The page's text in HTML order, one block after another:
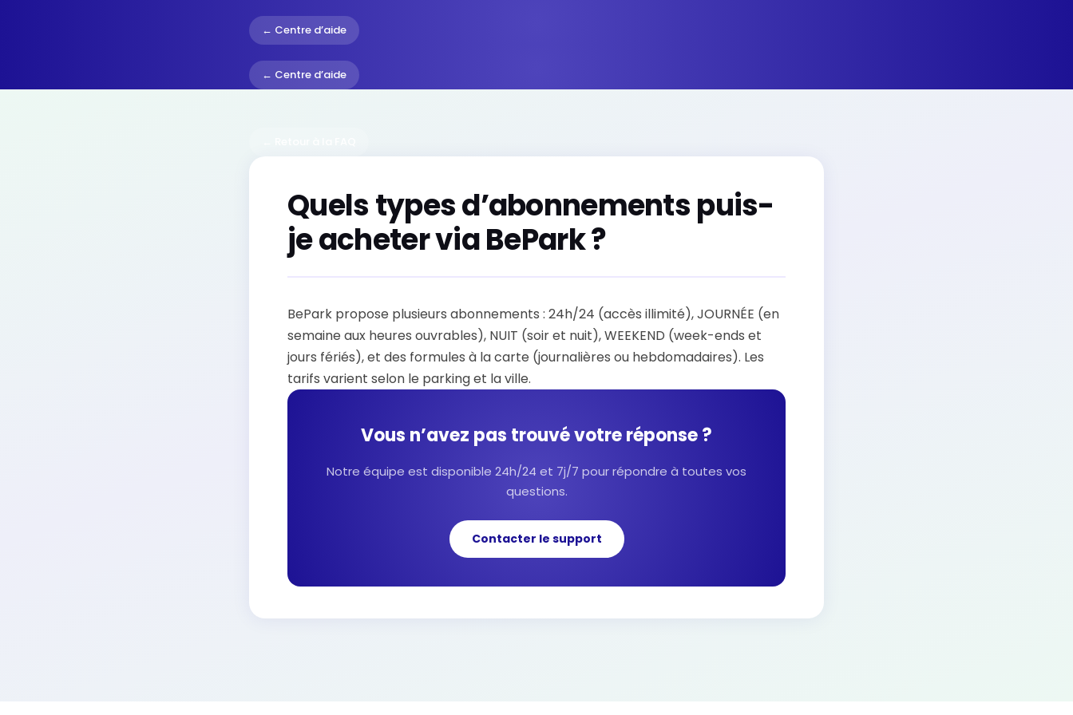
← Centre d’aide
← Centre d’aide
Quels types d’abonnements puis-
je acheter via BePark ?
BePark propose plusieurs abonnements : 24h/24 (accès illimité), JOURNÉE (en
semaine aux heures ouvrables), NUIT (soir et nuit), WEEKEND (week-ends et
jours fériés), et des formules à la carte (journalières ou hebdomadaires). Les
tarifs varient selon le parking et la ville.
Vous n’avez pas trouvé votre réponse ?
Notre équipe est disponible 24h/24 et 7j/7 pour répondre à toutes vos
questions.
Contacter le support